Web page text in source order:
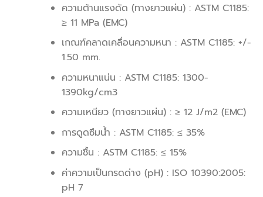
ความต้านแรงดัด (ทางยาวแผ่น) : ASTM C1185:
≥ 11 MPa (EMC)
เกณฑ์คลาดเคลื่อนความหนา : ASTM C1185: +/-
1.50 mm.
ความหนาแน่น : ASTM C1185: 1300-
1390kg/cm3
ความเหนียว (ทางยาวแผ่น) : ≥ 12 J/m2 (EMC)
การดูดซึมน้ำ : ASTM C1185: ≤ 35%
ความชื้น : ASTM C1185: ≤ 15%
ค่าความเป็นกรดด่าง (pH) : ISO 10390:2005:
pH 7